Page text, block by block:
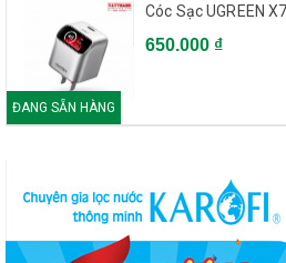
ĐANG SẴN HÀNG
Cóc Sạc UGREEN
650.000 ₫